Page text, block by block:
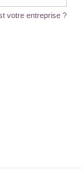
votre entreprise ?